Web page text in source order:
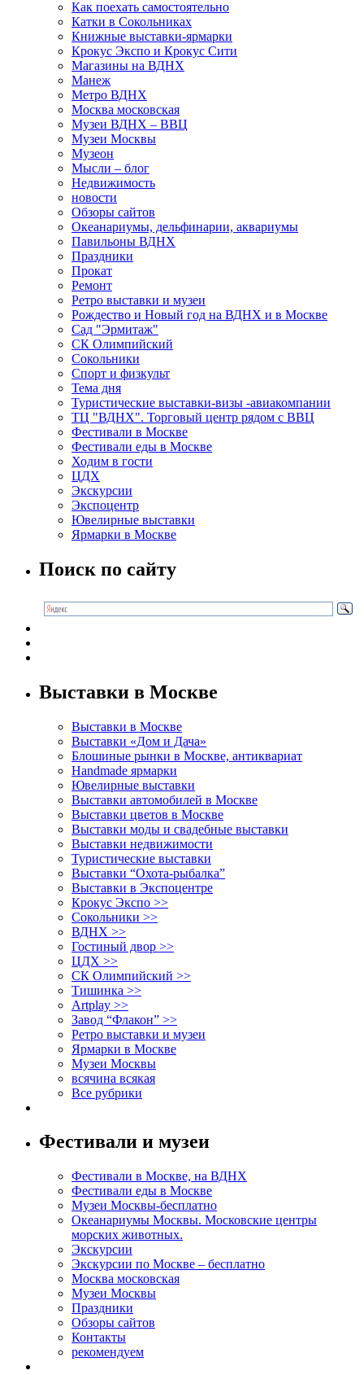
Как поехать самостоятельно
Катки в Сокольниках
Книжные выставки-ярмарки
Крокус Экспо и Крокус Сити
Магазины на ВДНХ
Манеж
Метро ВДНХ
Москва московская
Музеи ВДНХ – ВВЦ
Музеи Москвы
Музеон
Мысли – блог
Недвижимость
новости
Обзоры сайтов
Океанариумы, дельфинарии, аквариумы
Павильоны ВДНХ
Праздники
Прокат
Ремонт
Ретро выставки и музеи
Рождество и Новый год на ВДНХ и в Москве
Сад "Эрмитаж"
СК Олимпийский
Сокольники
Спорт и физкульт
Тема дня
Туристические выставки-визы -авиакомпании
ТЦ "ВДНХ". Торговый центр рядом с ВВЦ
Фестивали в Москве
Фестивали еды в Москве
Ходим в гости
ЦДХ
Экскурсии
Экспоцентр
Ювелирные выставки
Ярмарки в Москве
Поиск по сайту
Выставки в Москве
Выставки в Москве
Выставки «Дом и Дача»
Блошиные рынки в Москве, антиквариат
Handmade ярмарки
Ювелирные выставки
Выставки автомобилей в Москве
Выставки цветов в Москве
Выставки моды и свадебные выставки
Выставки недвижимости
Туристические выставки
Выставки “Охота-рыбалка”
Выставки в Экспоцентре
Крокус Экспо >>
Сокольники >>
ВДНХ >>
Гостиный двор >>
ЦДХ >>
СК Олимпийский >>
Тишинка >>
Artplay >>
Завод “Флакон” >>
Ретро выставки и музеи
Ярмарки в Москве
Музеи Москвы
всячина всякая
Все рубрики
Фестивали и музеи
Фестивали в Москве, на ВДНХ
Фестивали еды в Москве
Музеи Москвы-бесплатно
Океанариумы Москвы. Московские центры
морских животных.
Экскурсии
Экскурсии по Москве – бесплатно
Москва московская
Музеи Москвы
Праздники
Обзоры сайтов
Контакты
рекомендуем